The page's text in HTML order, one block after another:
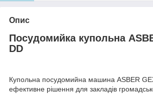
Опис
Посудомийка купольна
DD
Купольна посудомийна машина ASBER
ефективне рішення для закладів